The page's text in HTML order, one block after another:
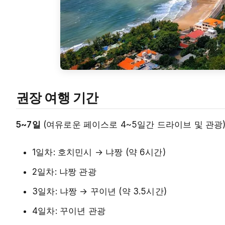
권장 여행 기간
5~7일 (여유로운 페이스로 4~5일간 드라이브 및 관광
1일차: 호치민시 → 냐짱 (약 6시간)
2일차: 냐짱 관광
3일차: 냐짱 → 꾸이년 (약 3.5시간)
4일차: 꾸이년 관광